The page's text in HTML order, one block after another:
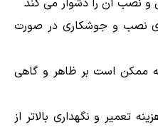
و نصب آن را دشوار می کند
نصب و جوشکاری در صورت
است بر ظاهر و گاهی
تعمیر و نگهداری بالاتر از